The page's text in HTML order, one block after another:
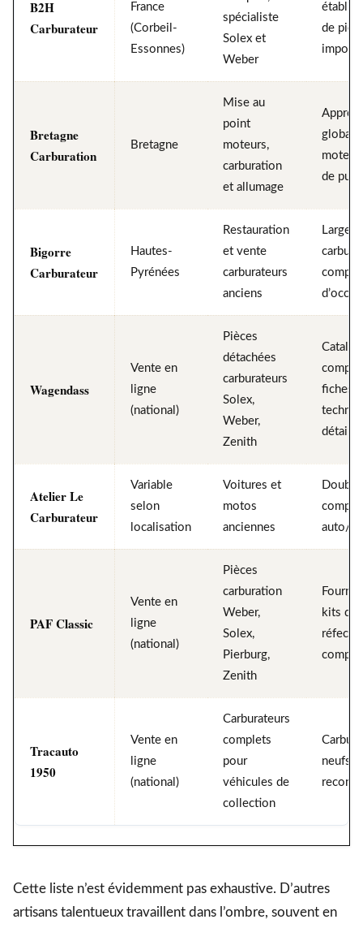
B2H
Carburateur
France
(Corbeil-
Essonnes)
spécialiste
Solex et
Weber
de
Bretagne
Carburation
Bretagne
Mise au
point
moteurs,
carburation
et allumage
globale
de
Bigorre
Carburateur
Hautes-
Pyrénées
Restauration
et vente
carburateurs
anciens
Large
Wagendass
Vente en
ligne
(national)
Pièces
détachées
carburateurs
Solex,
Weber,
Zenith
fiches
Atelier Le
Carburateur
Variable
selon
localisation
Voitures et
motos
anciennes
Double
auto/
PAF Classic
Vente en
ligne
(national)
Pièces
carburation
Weber,
Solex,
Pierburg,
Zenith
kits de
Tracauto
1950
Vente en
ligne
(national)
Carburateurs
complets
pour
véhicules de
collection
neufs
Cette liste n’est évidemment pas exhaustive. D’autres
artisans talentueux travaillent dans l’ombre, souvent en